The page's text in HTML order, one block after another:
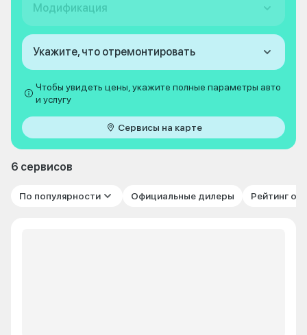
Модификация
Укажите, что отремонтировать
Чтобы увидеть цены, укажите полные параметры авто
и услугу
Сервисы на карте
6 сервисов
По популярности Официальные дилеры Рейтинг